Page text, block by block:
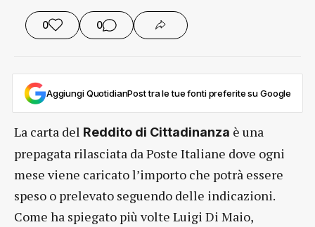
0 0
Aggiungi QuotidianPost tra le tue fonti preferite su Google
La carta del Reddito di Cittadinanza è una
prepagata rilasciata da Poste Italiane dove ogni
mese viene caricato l’importo che potrà essere
speso o prelevato seguendo delle indicazioni.
Come ha spiegato più volte Luigi Di Maio,